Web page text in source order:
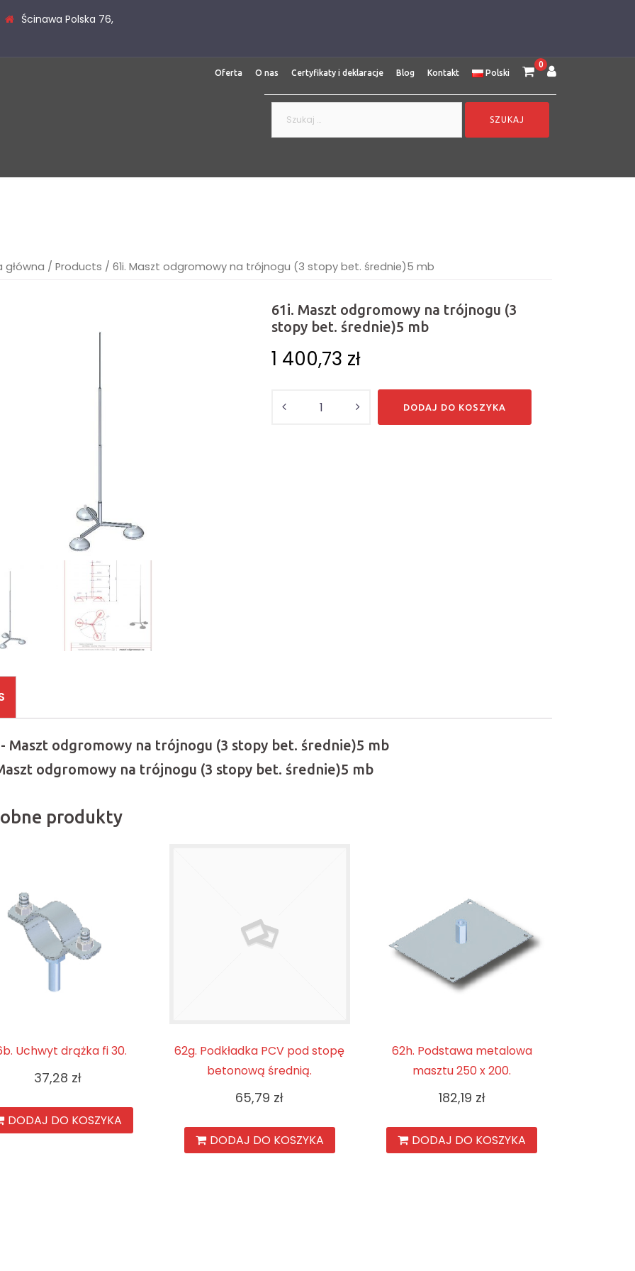
Ścinawa Polska 76,
Oferta O nas Certyfikaty i deklaracje Blog Kontakt Polski
0
główna / Products / 61i. Maszt odgromowy na trójnogu (3 stopy bet. średnie)5 mb
61i. Maszt odgromowy na trójnogu (3
stopy bet. średnie)5 mb
1 400,73 zł
DODAJ DO KOSZYKA
Maszt odgromowy na trójnogu (3 stopy bet. średnie)5 mb
odgromowy na trójnogu (3 stopy bet. średnie)5 mb
produkty
Uchwyt drążka fi 30.
37,28 zł
DODAJ DO KOSZYKA
62g. Podkładka PCV pod stopę
betonową średnią.
65,79 zł
DODAJ DO KOSZYKA
62h. Podstawa metalowa
masztu 250 x 200.
182,19 zł
DODAJ DO KOSZYKA